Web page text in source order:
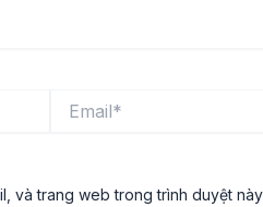
và trang web trong trình duyệt